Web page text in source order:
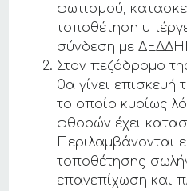
φωτισμού,
τοποθέτηση
σύνδεση με
Στον πεζόδρομο
θα γίνει επισκευή
το οποίο κυρίως
φθορών έχει
Περιλαμβάνονται
τοποθέτησης
επανεπίχωση και